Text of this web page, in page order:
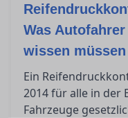
Was
wissen müssen
Ein
2014 für alle in der
Fahrzeuge